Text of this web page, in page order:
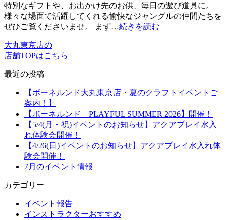
特別なギフトや、お出かけ先のお供、毎日の遊び道具に。
様々な場面で活躍してくれる愉快なジャングルの仲間たちを
ぜひご覧くださいませ。 まず…続きを読む
大丸東京店の
店舗TOPはこちら
最近の投稿
【ボーネルンド大丸東京店・夏のクラフトイベントご
案内！】
【ボーネルンド PLAYFUL SUMMER 2026】開催！
【5/4(月・祝)イベントのお知らせ】アクアプレイ水入
れ体験会開催！
【4/26(日)イベントのお知らせ】アクアプレイ水入れ体
験会開催！
7月のイベント情報
カテゴリー
イベント報告
インストラクターおすすめ